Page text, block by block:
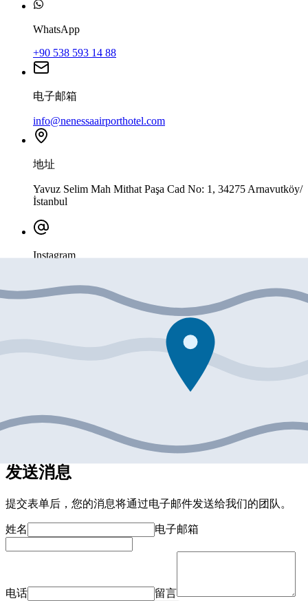
WhatsApp
+90 538 593 14 88
电子邮箱
info@nenessaairporthotel.com
地址
Yavuz Selim Mah Mithat Paşa Cad No: 1, 34275 Arnavutköy/
İstanbul
Instagram
发送邮件 获取路线
阿尔纳武特柯伊
视交通情况而定
发送消息
提交表单后，您的消息将通过电子邮件发送给我们的团队。
姓名 电子邮箱
电话
留言